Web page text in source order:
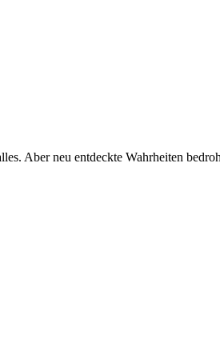
Aber neu entdeckte Wahrheiten